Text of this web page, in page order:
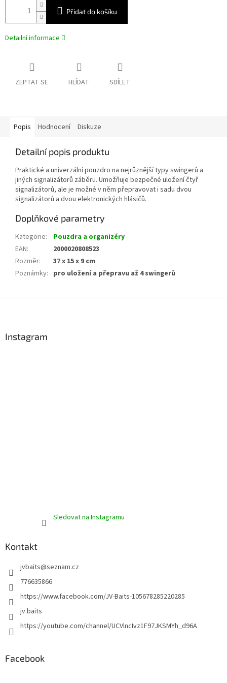
Přidat do košíku
Detailní informace
ZEPTAT SE HLÍDAT SDÍLET
Popis Hodnocení Diskuze
Detailní popis produktu
Praktické a univerzální pouzdro na nejrůznější typy swingerů a
jiných signalizátorů záběru. Umožňuje bezpečné uložení čtyř
signalizátorů, ale je možné v něm přepravovat i sadu dvou
signalizátorů a dvou elektronických hlásičů.
Doplňkové parametry
Kategorie:
Pouzdra a organizéry
EAN:
2000020808523
Rozměr:
37 x 15 x 9 cm
Poznámky: pro uložení a přepravu až 4 swingerů
Instagram
Sledovat na Instagramu
Kontakt
jvbaits@seznam.cz
776635866
https://www.facebook.com/JV-Baits-105678285220285
jv.baits
https://youtube.com/channel/UCVlncIvz1F97JKSMYh_d96A
Facebook